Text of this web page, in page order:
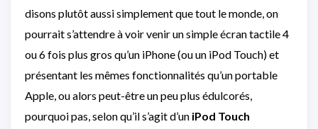
disons plutôt aussi simplement que tout le monde, on
pourrait s’attendre à voir venir un simple écran tactile 4
ou 6 fois plus gros qu’un iPhone (ou un iPod Touch) et
présentant les mêmes fonctionnalités qu’un portable
Apple, ou alors peut-être un peu plus édulcorés,
pourquoi pas, selon qu’il s’agit d’un iPod Touch